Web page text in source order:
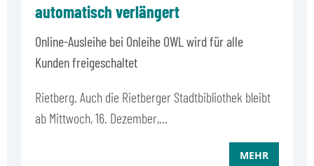
automatisch verlängert
Online-Ausleihe bei Onleihe OWL wird für alle
Kunden freigeschaltet
Rietberg. Auch die Rietberger Stadtbibliothek bleibt
ab Mittwoch, 16. Dezember,…
MEHR